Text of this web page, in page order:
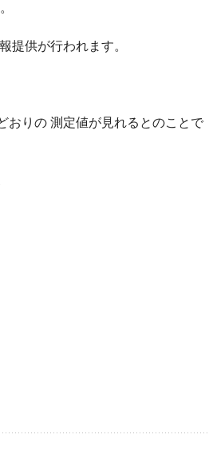
提供が行われます。
おりの 測定値が見れるとのことで